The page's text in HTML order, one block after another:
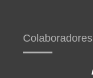
Colaboradores